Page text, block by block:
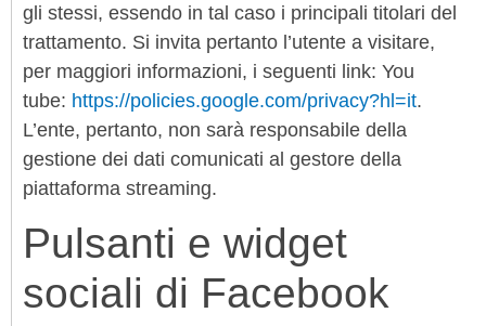
gli stessi, essendo in tal caso i principali titolari del
trattamento. Si invita pertanto l’utente a visitare,
per maggiori informazioni, i seguenti link: You
tube: https://policies.google.com/privacy?hl=it.
L’ente, pertanto, non sarà responsabile della
gestione dei dati comunicati al gestore della
piattaforma streaming.
Pulsanti e widget
sociali di Facebook